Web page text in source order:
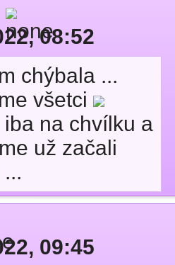
08:52
chýbala ...
všetci
na chvílku a
už začali
09:45